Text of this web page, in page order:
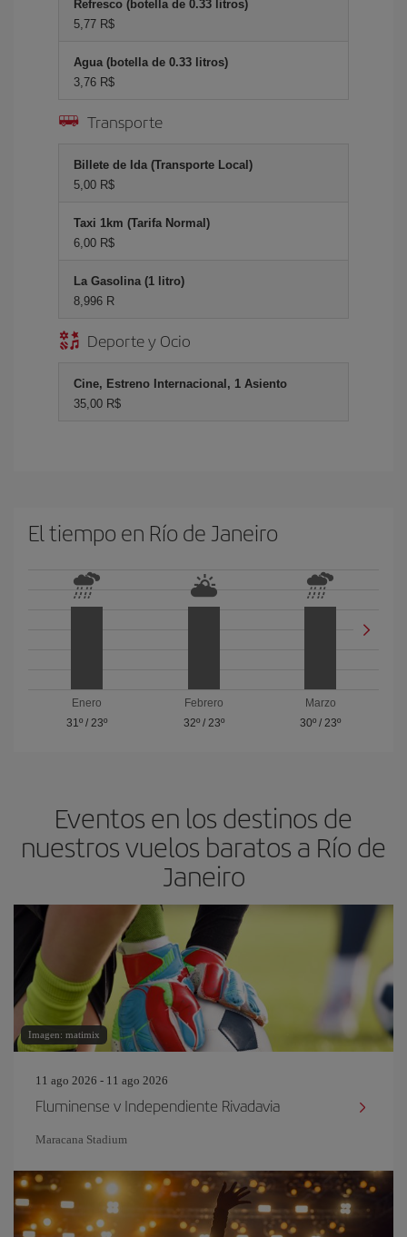
Refresco (botella de 0.33 litros)
5,77 R$
Agua (botella de 0.33 litros)
3,76 R$
Transporte
Billete de Ida (Transporte Local)
5,00 R$
Taxi 1km (Tarifa Normal)
6,00 R$
La Gasolina (1 litro)
8,996 R
Deporte y Ocio
Cine, Estreno Internacional, 1 Asiento
35,00 R$
El tiempo en Río de Janeiro
Enero
31º/ 23º
Febrero
32º/ 23º
Marzo
30º /23º
Eventos en los destinos de
nuestros vuelos baratos a Río de
Janeiro
Imagen: matimix
11 ago 2026 - 11 ago 2026
Fluminense v Independiente Rivadavia
Maracana Stadium